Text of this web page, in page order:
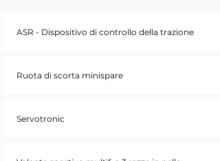
ASR - Dispositivo di controllo della trazione
Ruota di scorta minispare
Servotronic